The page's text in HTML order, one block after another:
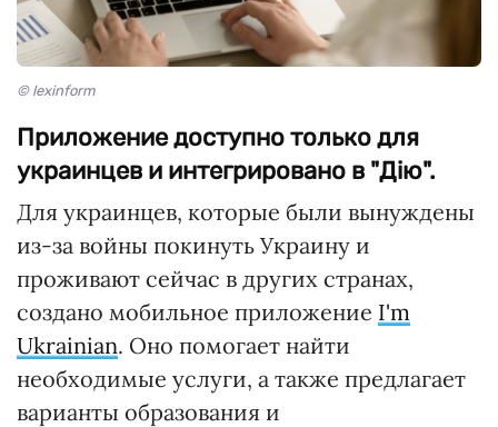
© lexinform
Приложение доступно только для
украинцев и интегрировано в "Дію".
Для украинцев, которые были вынуждены
из-за войны покинуть Украину и
проживают сейчас в других странах,
создано мобильное приложение I'm
Ukrainian. Оно помогает найти
необходимые услуги, а также предлагает
варианты образования и